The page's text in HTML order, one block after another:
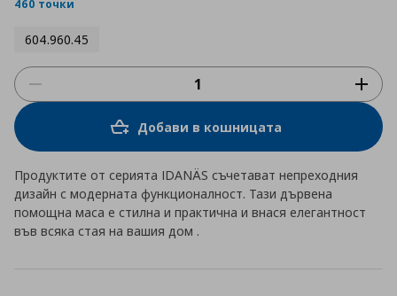
460 точки
604.960.45
Добави в кошницата
Продуктите от серията IDANÄS съчетават непреходния
дизайн с модерната функционалност. Тази дървена
помощна маса е стилна и практична и внася елегантност
във всяка стая на вашия дом .